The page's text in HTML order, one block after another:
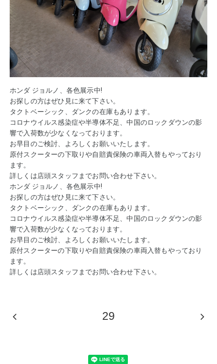
ホンダ ジョルノ、各色展示中!
お探しの方はぜひ見に来て下さい。
タクトベーシック、ダンクの在庫もあります。
コロナウイルス感染症や半導体不足、中国のロックダウンの影
響で入荷数が少なくなっております。
お早目のご検討、よろしくお願いいたします。
原付スクーターの下取りや自賠責保険の車両入替もやっており
ます。
詳しくは店頭スタッフまでお問い合わせ下さい。
ホンダ ジョルノ、各色展示中!
お探しの方はぜひ見に来て下さい。
タクトベーシック、ダンクの在庫もあります。
コロナウイルス感染症や半導体不足、中国のロックダウンの影
響で入荷数が少なくなっております。
お早目のご検討、よろしくお願いいたします。
原付スクーターの下取りや自賠責保険の車両入替もやっており
ます。
詳しくは店頭スタッフまでお問い合わせ下さい。
29